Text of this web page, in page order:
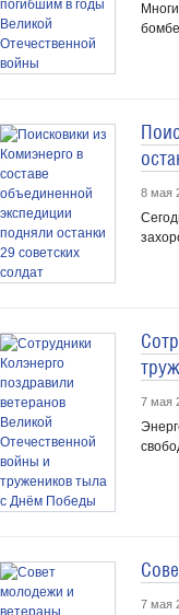
8 мая
7 мая
7 мая